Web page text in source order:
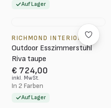
Auf Lager
RICHMOND INTERIORS
Outdoor Esszimmerstuhl
Riva taupe
€ 724,00
inkl. MwSt.
In 2 Farben
Auf Lager